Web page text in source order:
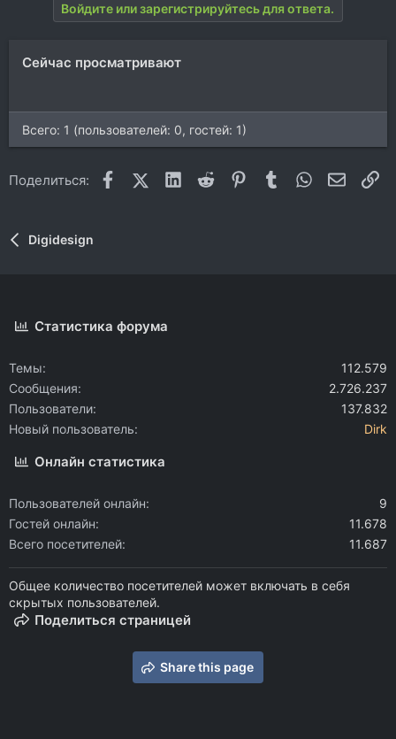
Войдите или зарегистрируйтесь для ответа.
Сейчас просматривают
Всего: 1 (пользователей: 0, гостей: 1)
Поделиться: FacebookX (Twitter)
LinkedIn
Reddit Pinterest
Tumblr WhatsApp
Digidesign
Статистика форума
Темы
112.579
Сообщения
2.726.237
Пользователи
137.832
Новый пользователь
Dirk
Онлайн статистика
Пользователей онлайн
9
Гостей онлайн
11.678
Всего посетителей
11.687
Общее количество посетителей может включать в себя
скрытых пользователей.
Поделиться страницей
Share this page